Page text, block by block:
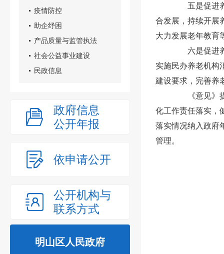
疫情防控
助企纾困
产品质量与监管执法
社会公益事业建设
民政信息
政府信息
公开年报
依申请公开
公开机构与
联系方式
明山区人民政府
五是促进养
合发展，持续开展
大力发展老年教育
六是促进养
实施民办养老机构
建设要求，完善养
《意见》提
化工作责任落实，
落实情况纳入政府
管理。